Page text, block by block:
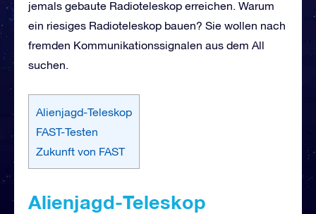
jemals gebaute Radioteleskop erreichen. Warum
ein riesiges Radioteleskop bauen? Sie wollen nach
fremden Kommunikationssignalen aus dem All
suchen.
Alienjagd-Teleskop
FAST-Testen
Zukunft von FAST
Alienjagd-Teleskop